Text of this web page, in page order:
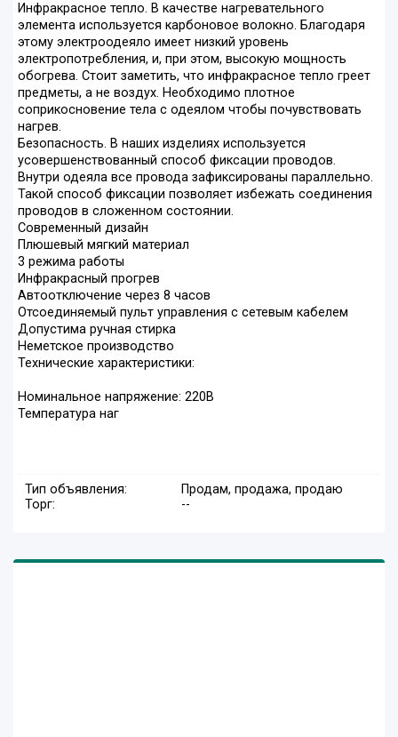
Инфракрасное тепло. В качестве нагревательного
элемента используется карбоновое волокно. Благодаря
этому электроодеяло имеет низкий уровень
электропотребления, и, при этом, высокую мощность
обогрева. Стоит заметить, что инфракрасное тепло греет
предметы, а не воздух. Необходимо плотное
соприкосновение тела с одеялом чтобы почувствовать
нагрев.
Безопасность. В наших изделиях используется
усовершенствованный способ фиксации проводов.
Внутри одеяла все провода зафиксированы параллельно.
Такой способ фиксации позволяет избежать соединения
проводов в сложенном состоянии.
Современный дизайн
Плюшевый мягкий материал
3 режима работы
Инфракрасный прогрев
Автоотключение через 8 часов
Отсоединяемый пульт управления с сетевым кабелем
Допустима ручная стирка
Неметское производство
Технические характеристики:
Номинальное напряжение: 220В
Температура наг
Тип объявления:
Продам, продажа, продаю
Торг:
--